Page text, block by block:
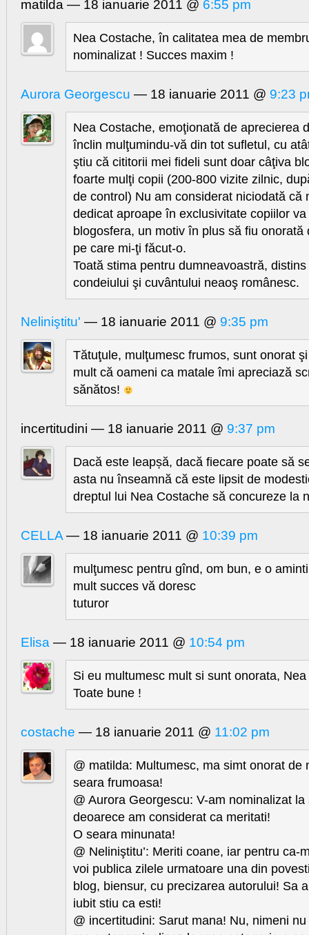
matilda — 18 ianuarie 2011 @ 6:55 pm
Nea Costache, în calitatea mea de
nominalizat ! Succes maxim !
Aurora Georgescu — 18 ianuarie 2011 @ 9:23
Nea Costache, emoţionată de aprecierea
înclin mulţumindu-vă din tot sufletul, cu
ştiu că cititorii mei fideli sunt doar câţiva
foarte mulţi copii (200-800 vizite zilnic,
de control) Nu am considerat niciodată că
dedicat aproape în exclusivitate copiilor
blogosfera, un motiv în plus să fiu onorată
pe care mi-ţi făcut-o.
Toată stima pentru dumneavoastră,
condeiului şi cuvântului neaoş românesc.
Neliniştitu' — 18 ianuarie 2011 @ 9:35 pm
Tătuţule, mulţumesc frumos, sunt onorat
mult că oameni ca matale îmi apreciază
sănătos!
incertitudini — 18 ianuarie 2011 @ 9:37 pm
Dacă este leapșă, dacă fiecare poate să
asta nu înseamnă că este lipsit de
dreptul lui Nea Costache să concureze la
CELLA — 18 ianuarie 2011 @ 10:39 pm
mulţumesc pentru gînd, om bun, e o
mult succes vă doresc
tuturor
Elisa — 18 ianuarie 2011 @ 10:54 pm
Si eu multumesc mult si sunt onorata,
Toate bune !
costache — 18 ianuarie 2011 @ 11:02 pm
@ matilda: Multumesc, ma simt onorat de
seara frumoasa!
@ Aurora Georgescu: V-am nominalizat
deoarece am considerat ca meritati!
O seara minunata!
@ Neliniştitu’: Meriti coane, iar pentru ca-
voi publica zilele urmatoare una din
blog, biensur, cu precizarea autorului! Sa
iubit stiu ca esti!
@ incertitudini: Sarut mana! Nu, nimeni